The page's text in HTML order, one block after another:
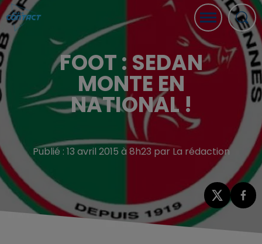
FOOT : SEDAN
MONTE EN
NATIONAL !
Publié : 13 avril 2015 à 8h23 par La rédaction